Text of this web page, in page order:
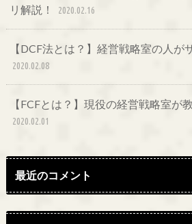
リ解説！
2020.02.16
【DCF法とは？】経営戦略室の人が
2020.02.08
【FCFとは？】現役の経営戦略室が
2020.02.01
最近のコメント